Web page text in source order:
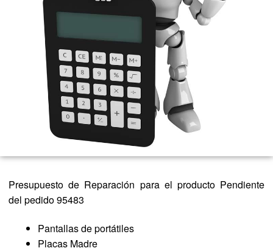
Presupuesto de Reparación para el producto Pendiente
del pedido 95483
Pantallas de portátiles
Placas Madre